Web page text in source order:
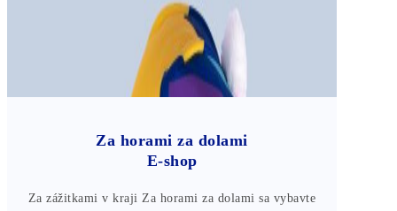
Za horami za dolami
E-shop
Za zážitkami v kraji Za horami za dolami sa vybavte